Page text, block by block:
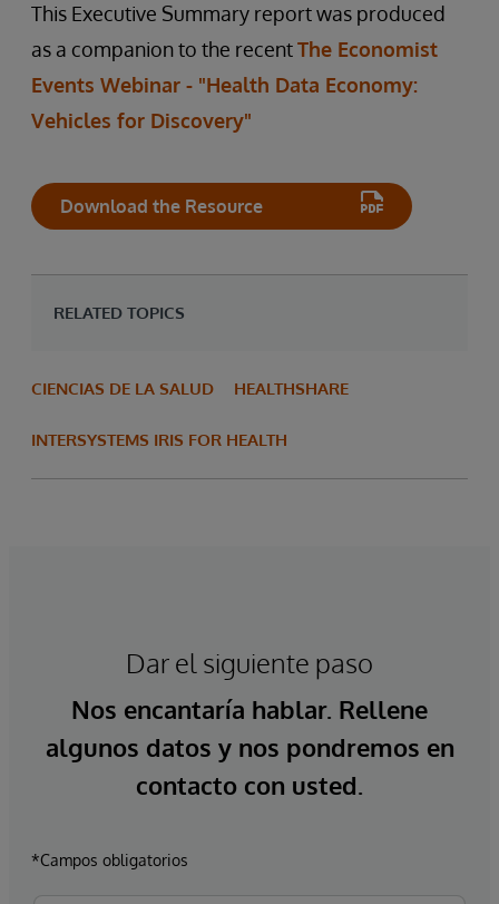
This Executive Summary report was produced
as a companion to the recentThe Economist
Events Webinar - "Health Data Economy:
Vehicles for Discovery"
Download the Resource
RELATED TOPICS
CIENCIAS DE LA SALUD HEALTHSHARE
INTERSYSTEMS IRIS FOR HEALTH
Dar el siguiente paso
Nos encantaría hablar. Rellene
algunos datos y nos pondremos en
contacto con usted.
*Campos obligatorios